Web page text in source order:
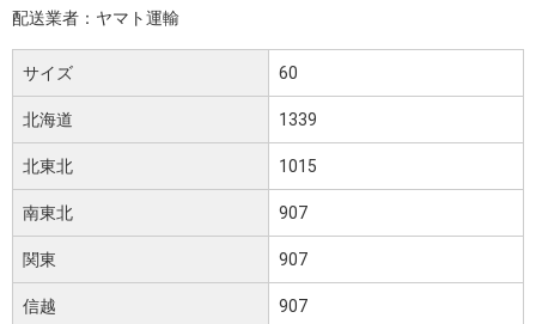
配送業者：ヤマト運輸
サイズ
北海道
北東北
南東北
関東
信越
60
1339
1015
907
907
907